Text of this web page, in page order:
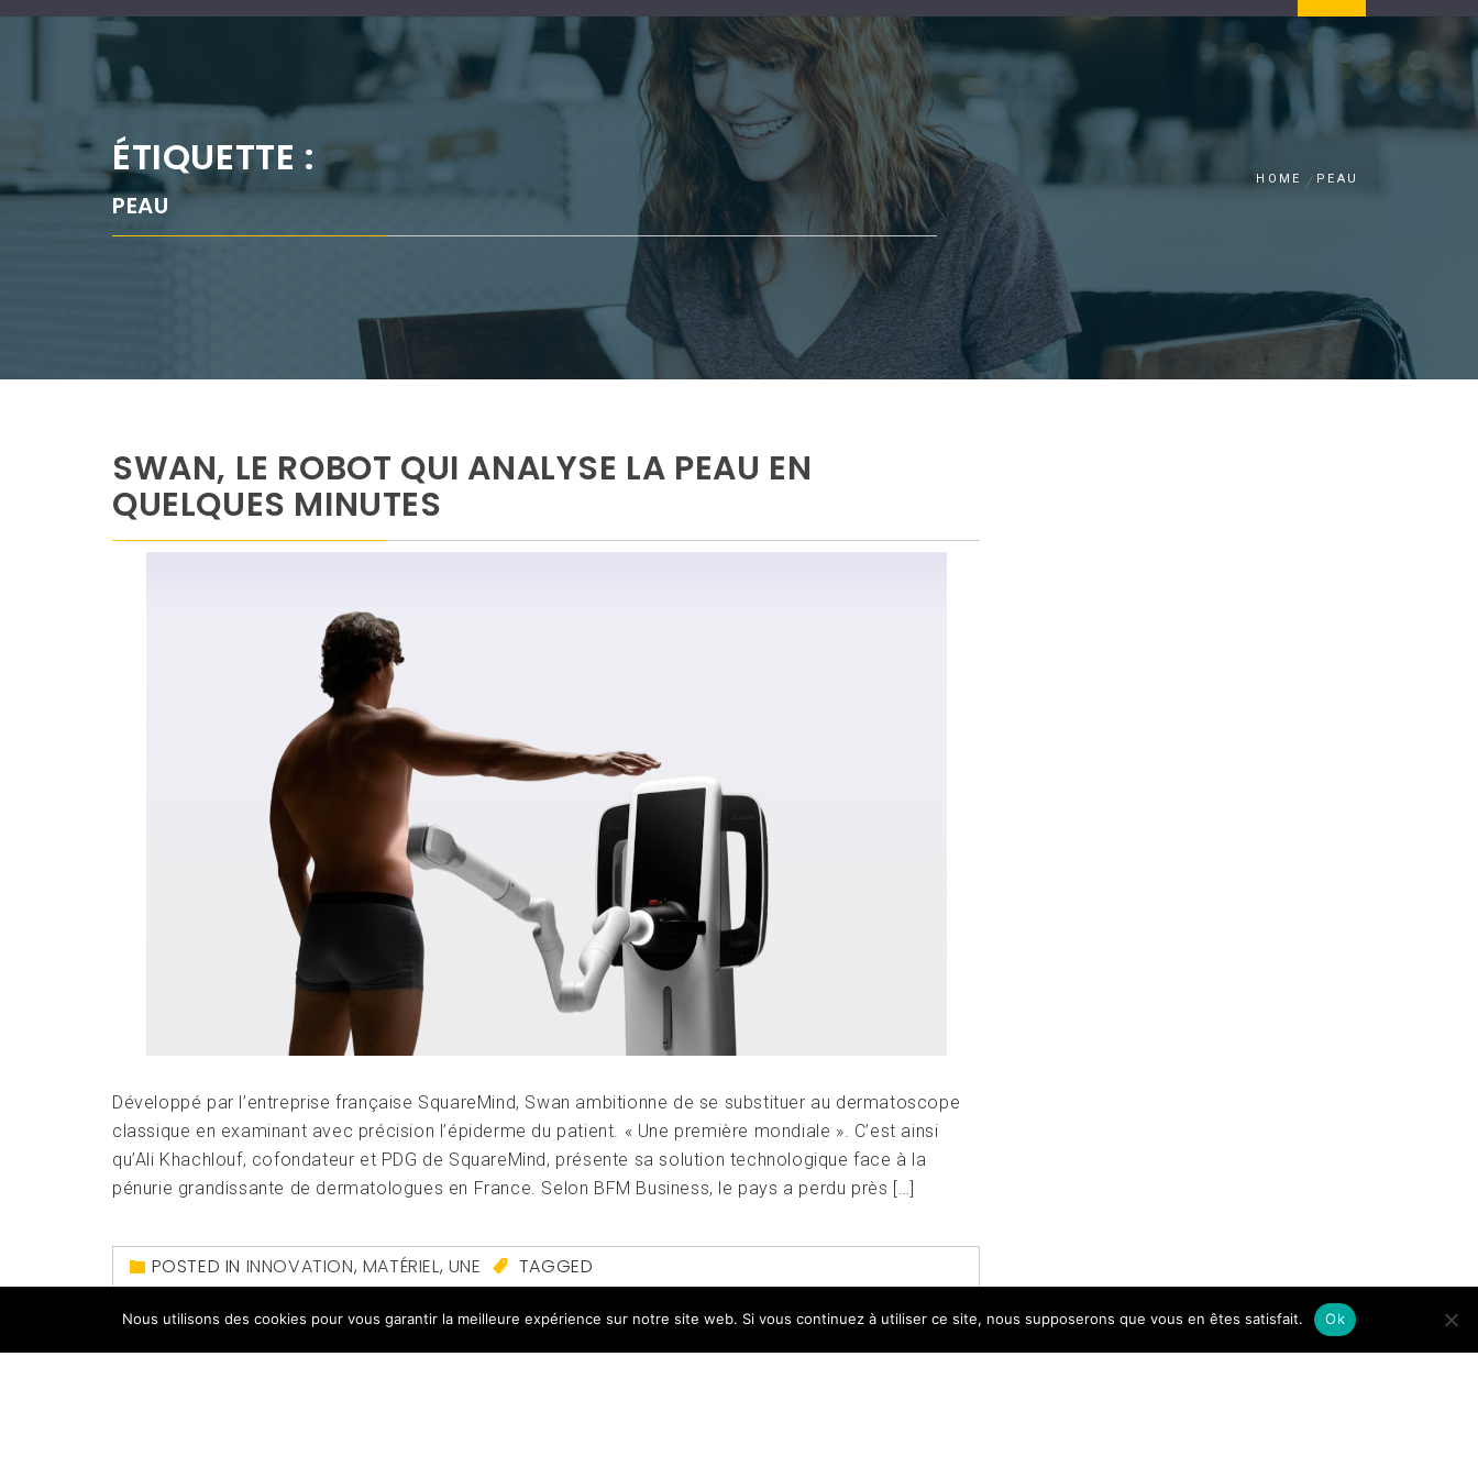
ÉTIQUETTE :
PEAU
HOME PEAU
SWAN, LE ROBOT QUI ANALYSE LA PEAU EN
QUELQUES MINUTES
Développé par l’entreprise française SquareMind, Swan ambitionne de se substituer au dermatoscope
classique en examinant avec précision l’épiderme du patient. « Une première mondiale ». C’est ainsi
qu’Ali Khachlouf, cofondateur et PDG de SquareMind, présente sa solution technologique face à la
pénurie grandissante de dermatologues en France. Selon BFM Business, le pays a perdu près […]
POSTED IN INNOVATION, MATÉRIEL, UNE
TAGGED
CARTOGRAPHIE,DERMATOLOGUE,FRANCE,GOOGLE
MAPS,IA,MÉLANOMES, PEAU,ROBOT,SQUAREMIND,STARTUP,SWAN LEAVE A COMMENT
Nous utilisons des cookies pour vous garantir la meilleure expérience sur notre site web. Si vous continuez à utiliser ce site, nous supposerons que vous en êtes satisfait. Ok